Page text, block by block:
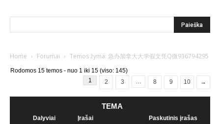
Home › Forumai › Temos žyma: 急办加拿大大学假文凭Q微936794295
Rodomos 15 temos - nuo 1 iki 15 (viso: 145)
1
2 3 … 8 9 10 →
TEMA
Dalyviai Įrašai Paskutinis įrašas